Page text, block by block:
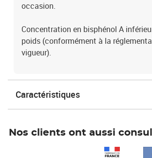
occasion.
Concentration en bisphénol A
poids (conformément à la
vigueur).
Caractéristiques
Nos clients ont aussi
Prix